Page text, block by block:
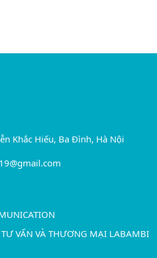
Khắc Hiếu, Ba Đình, Hà Nội
TƯ VẤN VÀ THƯƠNG MẠI LABAMBI